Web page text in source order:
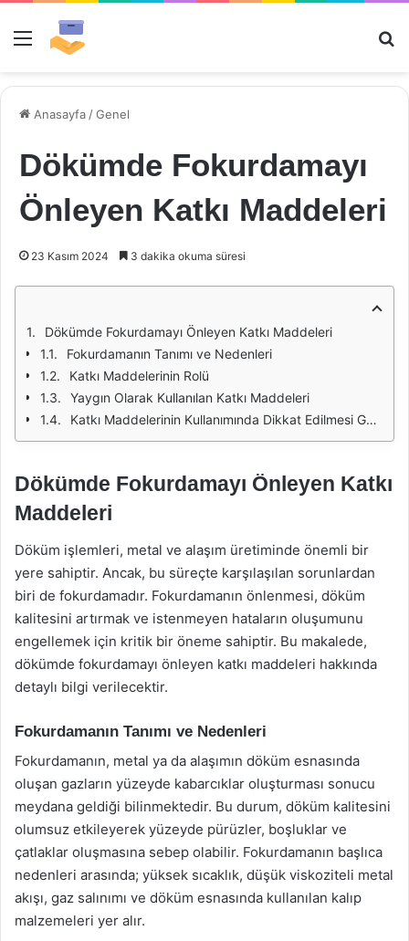
Menü
Anasayfa /Genel
Dökümde Fokurdamayı
Önleyen Katkı Maddeleri
23 Kasım 2024 3 dakika okuma süresi
Dökümde Fokurdamayı Önleyen Katkı Maddeleri
Fokurdamanın Tanımı ve Nedenleri
Katkı Maddelerinin Rolü
Yaygın Olarak Kullanılan Katkı Maddeleri
Katkı Maddelerinin Kullanımında Dikkat Edilmesi Gerekenler
Dökümde Fokurdamayı Önleyen Katkı
Maddeleri
Döküm işlemleri, metal ve alaşım üretiminde önemli bir
yere sahiptir. Ancak, bu süreçte karşılaşılan sorunlardan
biri de fokurdamadır. Fokurdamanın önlenmesi, döküm
kalitesini artırmak ve istenmeyen hataların oluşumunu
engellemek için kritik bir öneme sahiptir. Bu makalede,
dökümde fokurdamayı önleyen katkı maddeleri hakkında
detaylı bilgi verilecektir.
Fokurdamanın Tanımı ve Nedenleri
Fokurdamanın, metal ya da alaşımın döküm esnasında
oluşan gazların yüzeyde kabarcıklar oluşturması sonucu
meydana geldiği bilinmektedir. Bu durum, döküm kalitesini
olumsuz etkileyerek yüzeyde pürüzler, boşluklar ve
çatlaklar oluşmasına sebep olabilir. Fokurdamanın başlıca
nedenleri arasında; yüksek sıcaklık, düşük viskoziteli metal
akışı, gaz salınımı ve döküm esnasında kullanılan kalıp
malzemeleri yer alır.